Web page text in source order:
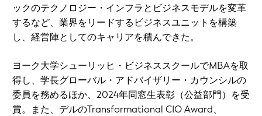
ックのテクノロジー・インフラとビジネスモデルを変革
するなど、業界をリードするビジネスユニットを構築
し、経営陣としてのキャリアを積んできた。
ヨーク大学シューリッヒ・ビジネススクールでMBAを取
得し、学長グローバル・アドバイザリー・カウンシルの
委員を務めるほか、2024年同窓生表彰（公益部門）を受
賞。また、デルのTransformational CIO Award、